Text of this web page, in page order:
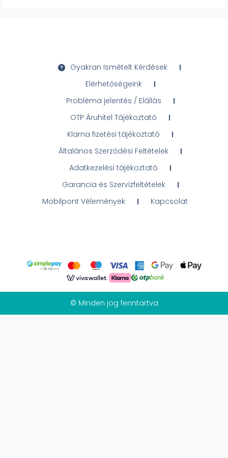
Gyakran Ismételt Kérdések
Elérhetőségeink
Probléma jelentés / Elállás
OTP Áruhitel Tájékoztató
Klarna fizetési tájékoztató
Általános Szerződési Feltételek
Adatkezelési tájékoztató
Garancia és Szervizfeltételek
Mobilpont Vélemények
Kapcsolat
© Minden jog fenntartva